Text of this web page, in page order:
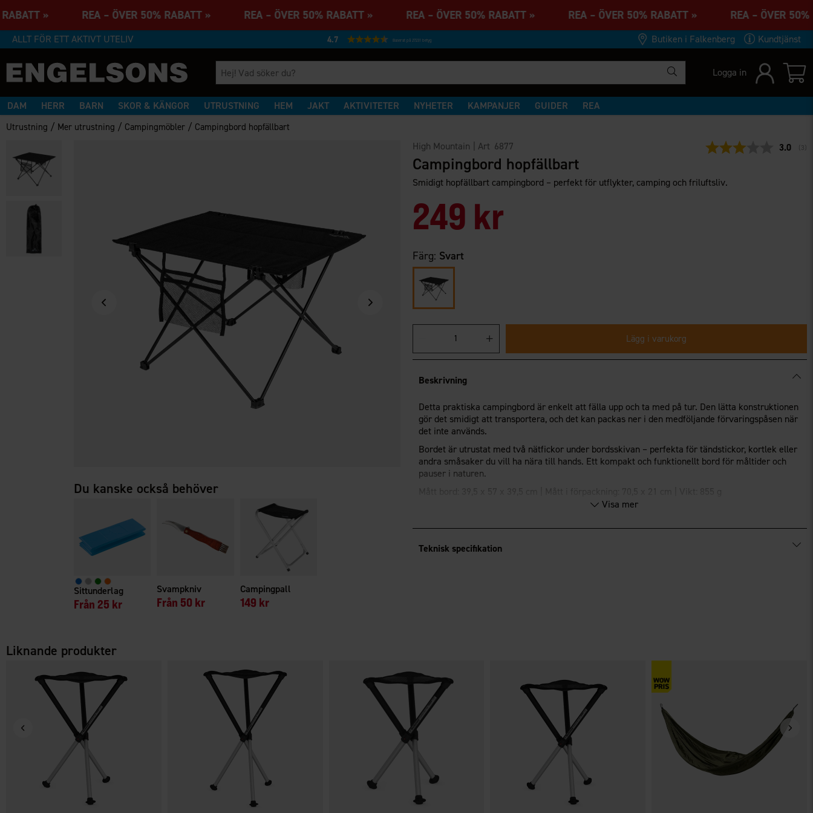
RABATT » REA – ÖVER 50% RABATT » REA – ÖVER 50% RABATT » REA – ÖVER 50% RABATT » REA – ÖVER 50% RABATT » REA –
ALLT FÖR ETT AKTIVT UTELIV 4.7 Baserat på 27231 betyg Butiken i Falkenberg Kundtjänst
Logga in
DAM HERR BARN SKOR & KÄNGOR UTRUSTNING HEM JAKT AKTIVITETER NYHETER KAMPANJER GUIDER REA
Utrustning / Mer utrustning / Campingmöbler / Campingbord hopfällbart
Du kanske också behöver
Sittunderlag
Från 25 kr
Svampkniv
Från 50 kr
Campingpall
149 kr
High Mountain | Art 6877 3.0 ( 3
Campingbord hopfällbart
Smidigt hopfällbart campingbord – perfekt för utflykter, camping och friluftsliv.
249 kr
Färg: Svart
Lägg i varukorg
Beskrivning
Detta praktiska campingbord är enkelt att fälla upp och ta med på tur. Den lätta konstruktionen
gör det smidigt att transportera, och det kan packas ner i den medföljande förvaringspåsen när
det inte används.
Bordet är utrustat med två nätfickor under bordsskivan – perfekta för tändstickor, kortlek eller
andra småsaker du vill ha nära till hands. Ett kompakt och funktionellt bord för måltider och
pauser i naturen.
Visa mer
Teknisk specifikation
Liknande produkter